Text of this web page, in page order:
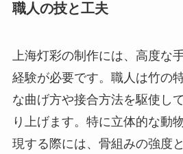
職人の技と工夫
上海灯彩の制作には、高度な
経験が必要です。職人は竹の
な曲げ方や接合方法を駆使し
り上げます。特に立体的な動
現する際には、骨組みの強度